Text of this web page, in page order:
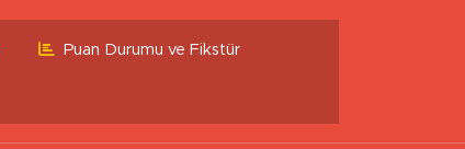
Puan Durumu ve Fikstür